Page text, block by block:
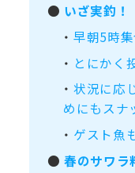
● いざ実釣！
・早朝5時
・ とにかく
・状況に応
めにもスナ
・ ゲスト魚
●春のサワラ